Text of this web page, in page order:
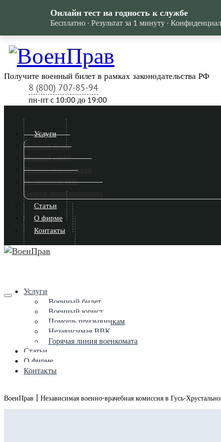
Получите военный билет в рамках законодательства РФ
8 (800) 707-85-94
пн-пт c 10:00 до 19:00
Услуги
Военный билет
Военный юрист
Помощь призывникам
Независимая ВВК
Горячая линия военкомата
Статьи
О фирме
Контакты
Услуги
Военный билет
Военный юрист
Помощь призывникам
Независимая ВВК
Горячая линия военкомата
Статьи
О фирме
Контакты
ВоенПрав | Независимая военно-врачебная комиссия в Гусь-
Онлайн тест на годность к службе
Бесплатно · Результат за 1 минуту ·